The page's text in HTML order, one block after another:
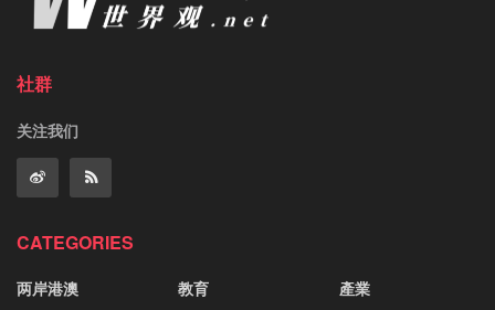
社群
关注我们
CATEGORIES
两岸港澳
教育
產業